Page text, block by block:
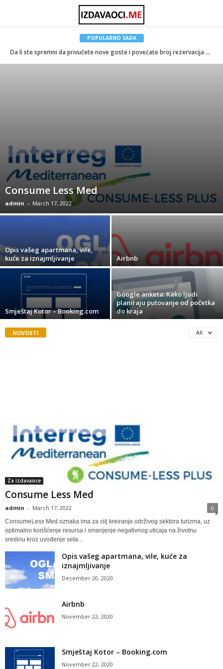
POPULARNO SADA
Da li ste spremni da privučete nove goste i povećate broj rezervacija bez dodatnih troškova za vaše poslovanje?
Consume Less Med
admin - March 17, 2022
Opis vašeg apartmana, vile,
kuće za iznajmljivanje
Airbnb
Smještaj Kotor – Booking.com
Google anketa: Kako ljudi
planiraju putovanje od početka
do kraja
NOVOSTI All
Za izdavaoce
Consume Less Med
admin - March 17, 2022 0
ConsumeLess Med oznaka ima za cilj kreiranje održivog sektora turizma, uz
optimalno korišćenje resursa i smanjenje negativnog uticaja na životnu
sredinu kroz uvođenje seta...
Opis vašeg apartmana, vile, kuće za
iznajmljivanje
December 20, 2020
Airbnb
November 22, 2020
Smještaj Kotor – Booking.com
November 22, 2020